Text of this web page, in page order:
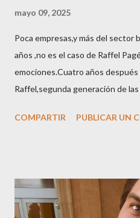
mayo 09, 2025
Poca empresas,y más del sector
años ,no es el caso de Raffel
emociones.Cuatro años
Raffel,segunda generación de
sector en una cena de
peluquería del grupo.Justo hace
contaba detalles del homenaje
COMPARTIR PUBLICAR UN